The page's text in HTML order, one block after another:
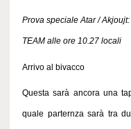
Prova speciale Atar /
TEAM alle ore 10.27 locali
Arrivo al bivacco
Questa sarà ancora una
quale parternza sarà tra